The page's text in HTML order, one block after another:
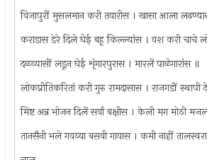
विजापुरीं मुसलमान करी तयारीस । खासा आला
कराडास डेरे दिले घेई बहू किल्ल्यांस । वश करी चाचे
दळव्यासीं लडून घेई शृंगारपुरास । मारलें पाळेगारांस ॥
लोकप्रीतिकरितां करी गुरु रामदासास । राजगडीं स्थापी
मिष्ट अन्न भोजन दिलें सर्वां बक्षीस । केली मग मोठी
तानसैनी भले गवय्या बसवी गायास । कमी नाहीं